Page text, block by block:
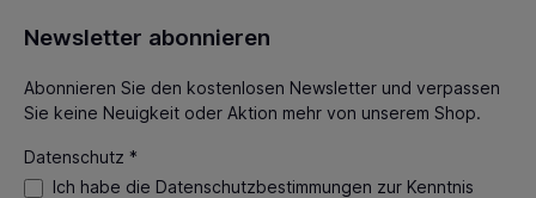
Newsletter abonnieren
Abonnieren Sie den kostenlosen Newsletter und verpassen
Sie keine Neuigkeit oder Aktion mehr von unserem Shop.
Datenschutz *
Ich habe die Datenschutzbestimmungen zur Kenntnis